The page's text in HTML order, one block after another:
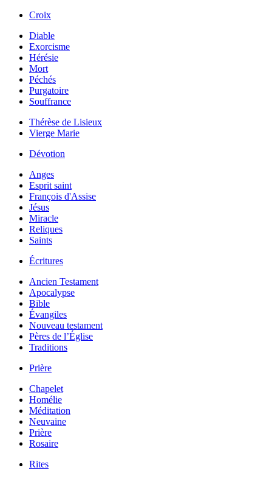
Croix
Diable
Exorcisme
Hérésie
Mort
Péchés
Purgatoire
Souffrance
Thérèse de Lisieux
Vierge Marie
Dévotion
Anges
Esprit saint
François d'Assise
Jésus
Miracle
Reliques
Saints
Écritures
Ancien Testament
Apocalypse
Bible
Évangiles
Nouveau testament
Pères de l’Église
Traditions
Prière
Chapelet
Homélie
Méditation
Neuvaine
Prière
Rosaire
Rites